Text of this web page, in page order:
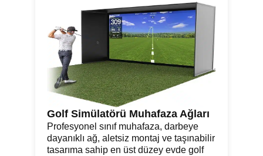
Golf Simülatörü Muhafaza Ağları
Profesyonel sınıf muhafaza, darbeye
dayanıklı ağ, aletsiz montaj ve taşınabilir
tasarıma sahip en üst düzey evde golf